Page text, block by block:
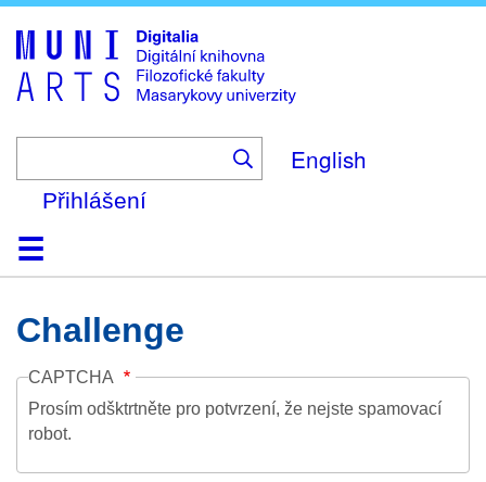
to
main
content
English
Přihlášení
DomůKolekce
Prohlížení
Vyhledávání
O platformě
Nápověda
KontaktDigitalia
Challenge
CAPTCHA
Prosím odšktrtněte pro potvrzení, že nejste spamovací
robot.